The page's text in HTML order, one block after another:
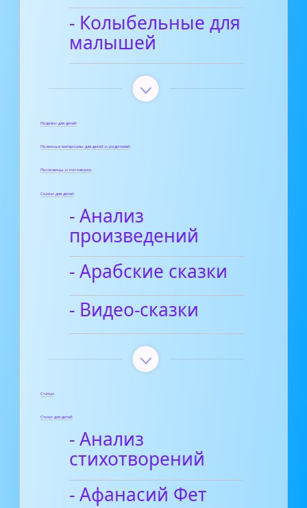
- Колыбельные для
малышей
Поделки для детей
Полезные материалы для детей и родителей
Пословицы и поговорки
Сказки для детей
- Анализ
произведений
- Арабские сказки
- Видео-сказки
Статьи
Стихи для детей
- Анализ
стихотворений
- Афанасий Фет